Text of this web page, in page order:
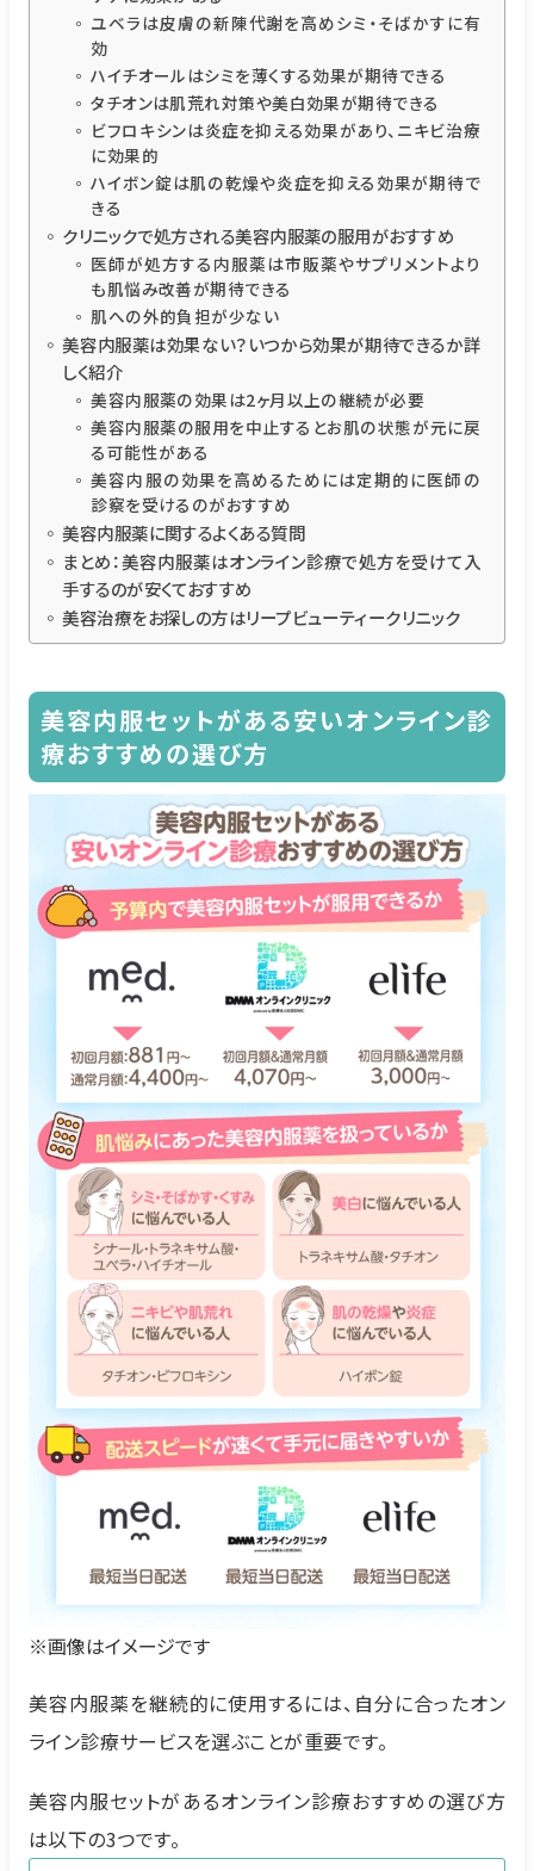
ユベラは皮膚の新陳代謝を高めシミ・そばかすに有
効
ハイチオールはシミを薄くする効果が期待できる
タチオンは肌荒れ対策や美白効果が期待できる
ビフロキシンは炎症を抑える効果があり、ニキビ治療
に効果的
ハイボン錠は肌の乾燥や炎症を抑える効果が期待で
きる
クリニックで処方される美容内服薬の服用がおすすめ
医師が処方する内服薬は市販薬やサプリメントより
も肌悩み改善が期待できる
肌への外的負担が少ない
美容内服薬は効果ない？いつから効果が期待できるか詳
しく紹介
美容内服薬の効果は2ヶ月以上の継続が必要
美容内服薬の服用を中止するとお肌の状態が元に戻
る可能性がある
美容内服の効果を高めるためには定期的に医師の
診察を受けるのがおすすめ
美容内服薬に関するよくある質問
まとめ：美容内服薬はオンライン診療で処方を受けて入
手するのが安くておすすめ
美容治療をお探しの方はリープビューティークリニック
美容内服セットがある安いオンライン診
療おすすめの選び方
※画像はイメージです
美容内服薬を継続的に使用するには、自分に合ったオン
ライン診療サービスを選ぶことが重要です。
美容内服セットがあるオンライン診療おすすめの選び方
は以下の3つです。